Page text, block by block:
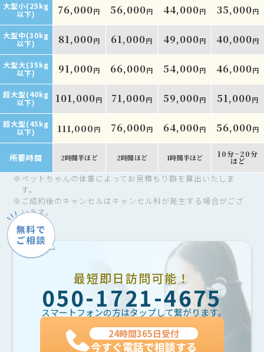
大型小(25kg
以下)
76,000円 56,000円 44,000円 35,000円
大型中(30kg
以下)
81,000円 61,000円 49,000円 40,000円
大型大(35kg
以下)
91,000円 66,000円 54,000円 46,000円
超大型(40kg
以下)
101,000円 71,000円 59,000円 51,000円
超大型(45kg
以下)
111,000円 76,000円 64,000円 56,000円
所要時間 2時間半ほど 2時間ほど 1時間半ほど 10分~20分
ほど
※ ペットちゃんの体重によってお見積もり額を算出いたしま
す。
※ ご成約後のキャンセルはキャンセル料が発生する場合がござ
います。
最短即日訪問可能！
050-1721-4675
スマートフォンの方はタップして繋がります。
24時間365日受付
今すぐ電話で相談する